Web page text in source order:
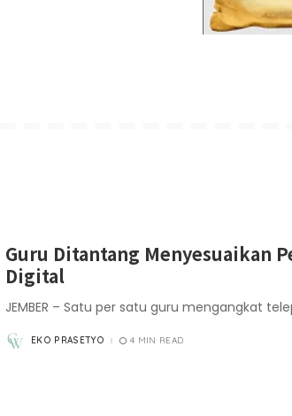
Guru Ditantang Menyesuaikan
Digital
JEMBER – Satu per satu guru mengangkat
POSTED
BY
EKO PRASETYO 4 MIN READ